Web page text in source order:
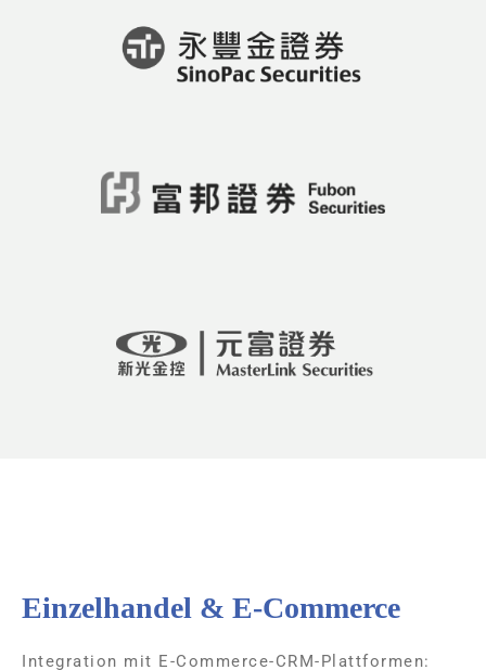
Einzelhandel & E-Commerce
Integration mit E-Commerce-CRM-Plattformen: